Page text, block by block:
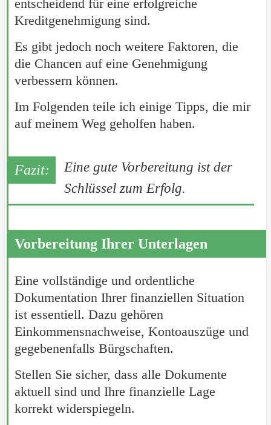
entscheidend für eine erfolgreiche
Kreditgenehmigung sind.
Es gibt jedoch noch weitere Faktoren, die
die Chancen auf eine Genehmigung
verbessern können.
Im Folgenden teile ich einige Tipps, die mir
auf meinem Weg geholfen haben.
Eine gute Vorbereitung ist der
Schlüssel zum Erfolg.
Vorbereitung Ihrer Unterlagen
Eine vollständige und ordentliche
Dokumentation Ihrer finanziellen Situation
ist essentiell. Dazu gehören
Einkommensnachweise, Kontoauszüge und
gegebenenfalls Bürgschaften.
Stellen Sie sicher, dass alle Dokumente
aktuell sind und Ihre finanzielle Lage
korrekt widerspiegeln.